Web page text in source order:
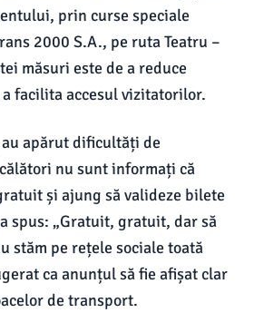
prin curse speciale
2000 S.A., pe ruta Teatru –
măsuri este de a reduce
facilita accesul vizitatorilor.
au apărut dificultăți de
nu sunt informați că
și ajung să valideze bilete
spus: „Gratuit, gratuit, dar să
stăm pe rețele sociale toată
ca anunțul să fie afișat clar
de transport.